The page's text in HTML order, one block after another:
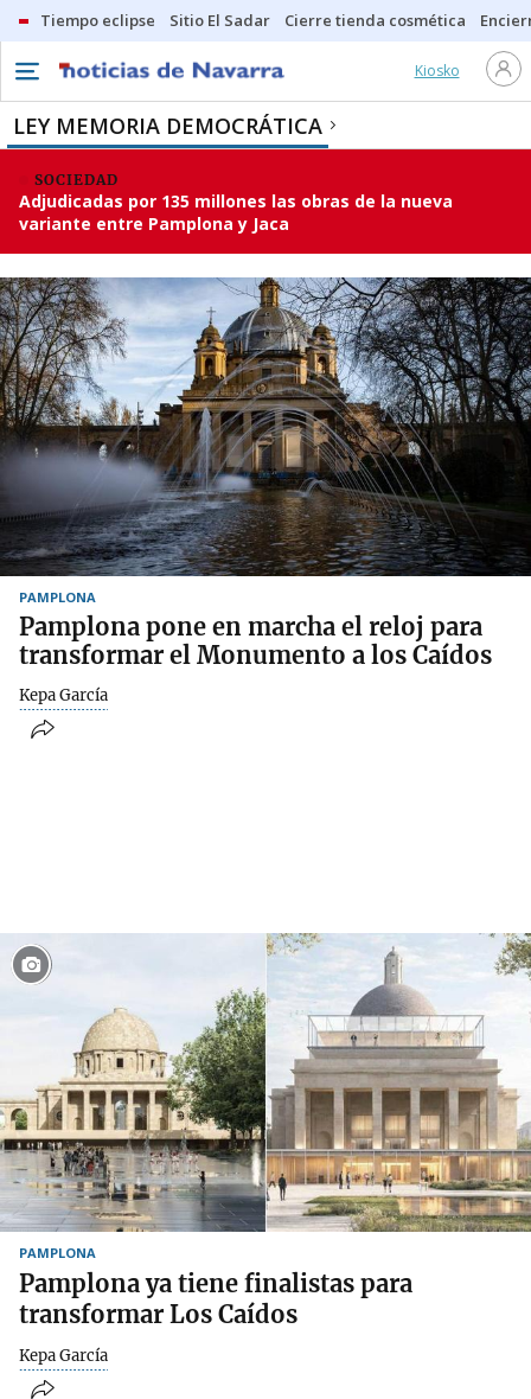
Tiempo eclipse Sitio El Sadar Cierre tienda cosmética
Kiosko
LEY MEMORIA DEMOCRÁTICA
SOCIEDAD
Adjudicadas por 135 millones las obras de la nueva
variante entre Pamplona y Jaca
PAMPLONA
Pamplona pone en marcha el reloj para
transformar el Monumento a los Caídos
Kepa García
PAMPLONA
Pamplona ya tiene finalistas para
transformar Los Caídos
Kepa García